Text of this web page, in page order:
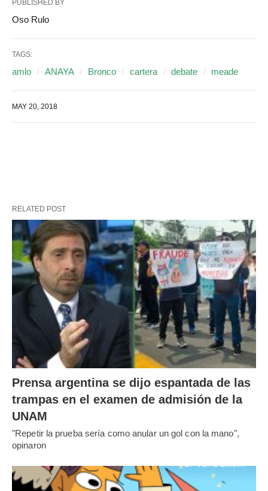
PUBLISHED BY
Oso Rulo
TAGS:
amlo ANAYA Bronco cartera debate meade
MAY 20, 2018
RELATED POST
Prensa argentina se dijo espantada de las
trampas en el examen de admisión de la
UNAM
"Repetir la prueba sería como anular un gol con la mano",
opinaron